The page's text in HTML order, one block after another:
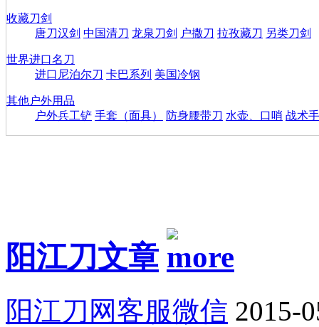
收藏刀剑
唐刀汉剑 中国清刀 龙泉刀剑 户撒刀 拉孜藏刀 另类刀剑
世界进口名刀
进口尼泊尔刀 卡巴系列 美国冷钢
其他户外用品
户外兵工铲 手套（面具） 防身腰带刀 水壶、口哨 战术
阳江刀文章
阳江刀网客服微信 2015-